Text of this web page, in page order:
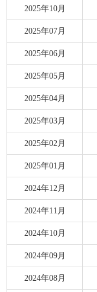
2025年10月
2025年07月
2025年06月
2025年05月
2025年04月
2025年03月
2025年02月
2025年01月
2024年12月
2024年11月
2024年10月
2024年09月
2024年08月